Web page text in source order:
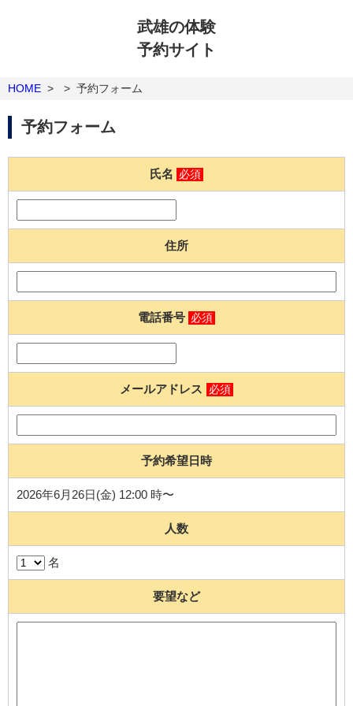
武雄の体験
予約サイト
HOME > > 予約フォーム
予約フォーム
氏名 必須
住所
電話番号 必須
メールアドレス 必須
予約希望日時
2026年6月26日(金) 12:00 時〜
人数
名
要望など